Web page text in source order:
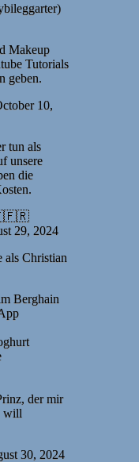
Makeup
Tutorials
geben.
10,
tun als
unsere
die
29, 2024
als Christian
Berghain
der mir
will
30, 2024